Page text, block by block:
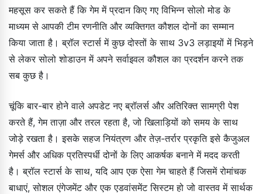
महसूस कर सकते हैं कि गेम में प्रदान किए गए विभिन्न सोलो मोड के
माध्यम से आपकी टीम रणनीति और व्यक्तिगत कौशल दोनों का सम्मान
किया जाता है। ब्रॉल स्टार्स में कुछ दोस्तों के साथ 3v3 लड़ाइयों में भिड़ने
से लेकर सोलो शोडाउन में अपने सर्वाइवल कौशल का प्रदर्शन करने तक
सब कुछ है।
चूंकि बार-बार होने वाले अपडेट नए ब्रॉलर्स और अतिरिक्त सामग्री पेश
करते हैं, गेम ताज़ा और तरल रहता है, जो खिलाड़ियों को समय के साथ
जोड़े रखता है। इसके सहज नियंत्रण और तेज़-तर्रार प्रकृति इसे कैजुअल
गेमर्स और अधिक प्रतिस्पर्धी दोनों के लिए आकर्षक बनाने में मदद करती
है। ब्रॉल स्टार्स के साथ, यदि आप एक ऐसा गेम चाहते हैं जिसमें रोमांचक
बाधाएं, सोशल एंगेजमेंट और एक एडवांसमेंट सिस्टम हो जो वास्तव में सार्थक